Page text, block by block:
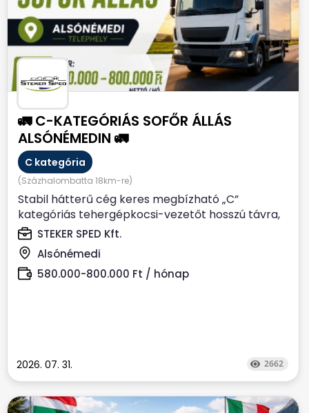
🚛 C-KATEGÓRIÁS SOFŐR ÁLLÁS
ALSÓNÉMEDIN 🚛
C kategória
(Százhalombatta 18km-re)
Stabil hátterű cég keres megbízható „C”
kategóriás tehergépkocsi-vezetőt hosszú távra,
Alsónémedi...
STEKER SPED Kft.
Alsónémedi
580.000-800.000 Ft / hónap
2026. 07. 31. 2662